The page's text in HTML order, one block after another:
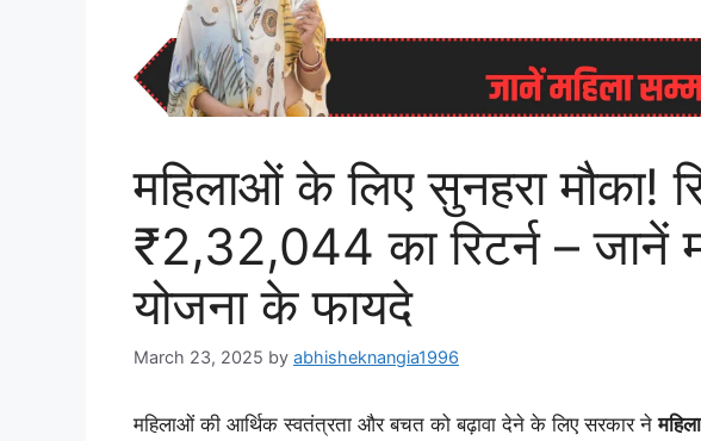
महिलाओं के लिए सुनहरा मौका!
₹2,32,044 का रिटर्न – जानें
योजना के फायदे
March 23, 2025 by abhisheknangia1996
महिलाओं की आर्थिक स्वतंत्रता और बचत को बढ़ावा देने के लिए सरकार ने